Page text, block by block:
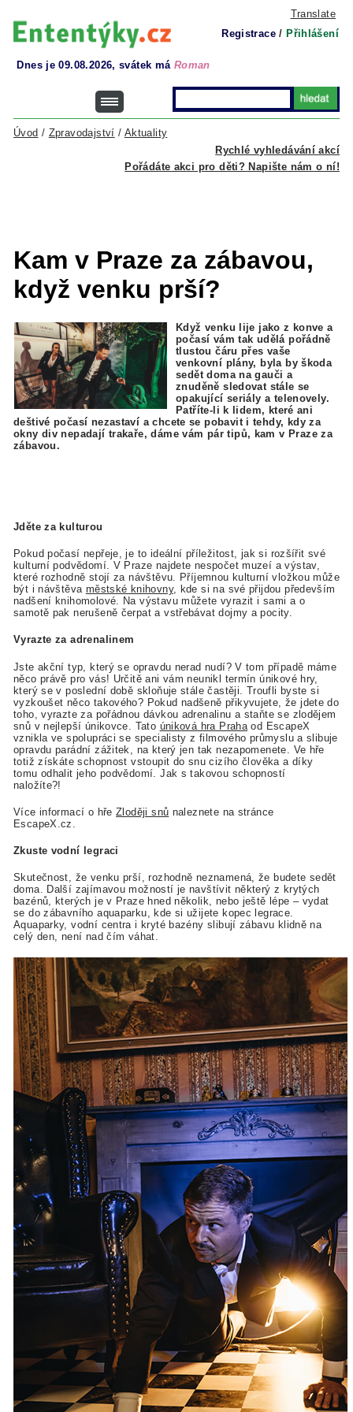
Translate
Registrace / Přihlášení
Dnes je 09.08.2026, svátek má Roman
Rychlé vyhledávání akcí
Úvod / Zpravodajství / Aktuality
Pořádáte akci pro děti? Napište nám o ní!
Kam v Praze za zábavou,
když venku prší?
Když venku lije jako z konve a
počasí vám tak udělá pořádně
tlustou čáru přes vaše
venkovní plány, byla by škoda
sedět doma na gauči a
znuděně sledovat stále se
opakující seriály a telenovely.
Patříte-li k lidem, které ani
deštivé počasí nezastaví a chcete se pobavit i tehdy, kdy za
okny div nepadají trakaře, dáme vám pár tipů, kam v Praze za
zábavou.
Jděte za kulturou
Pokud počasí nepřeje, je to ideální příležitost, jak si rozšířit své
kulturní podvědomí. V Praze najdete nespočet muzeí a výstav,
které rozhodně stojí za návštěvu. Příjemnou kulturní vložkou může
být i návštěva městské knihovny, kde si na své přijdou především
nadšení knihomolové. Na výstavu můžete vyrazit i sami a o
samotě pak nerušeně čerpat a vstřebávat dojmy a pocity.
Vyrazte za adrenalinem
Jste akční typ, který se opravdu nerad nudí? V tom případě máme
něco právě pro vás! Určitě ani vám neunikl termín únikové hry,
který se v poslední době skloňuje stále častěji. Troufli byste si
vyzkoušet něco takového? Pokud nadšeně přikyvujete, že jdete do
toho, vyrazte za pořádnou dávkou adrenalinu a staňte se zlodějem
snů v nejlepší únikovce. Tato úniková hra Praha od EscapeX
vznikla ve spolupráci se specialisty z filmového průmyslu a slibuje
opravdu parádní zážitek, na který jen tak nezapomenete. Ve hře
totiž získáte schopnost vstoupit do snu cizího člověka a díky
tomu odhalit jeho podvědomí. Jak s takovou schopností
naložíte?!
Více informací o hřeZloději snů naleznete na stránce
EscapeX.cz.
Zkuste vodní legraci
Skutečnost, že venku prší, rozhodně neznamená, že budete sedět
doma. Další zajímavou možností je navštívit některý z krytých
bazénů, kterých je v Praze hned několik, nebo ještě lépe – vydat
se do zábavního aquaparku, kde si užijete kopec legrace.
Aquaparky, vodní centra i kryté bazény slibují zábavu klidně na
celý den, není nad čím váhat.